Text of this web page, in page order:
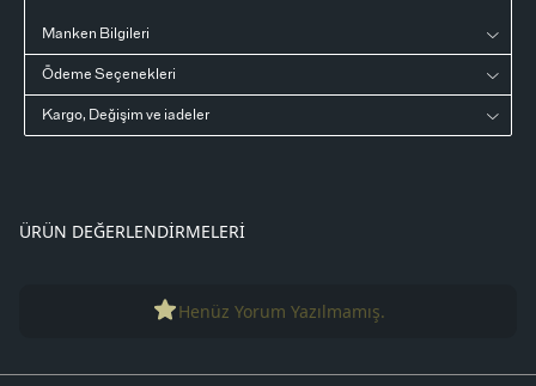
Manken Bilgileri
Ödeme Seçenekleri
Kargo, Değişim ve iadeler
ÜRÜN DEĞERLENDIRMELERI
Henüz Yorum Yazılmamış.